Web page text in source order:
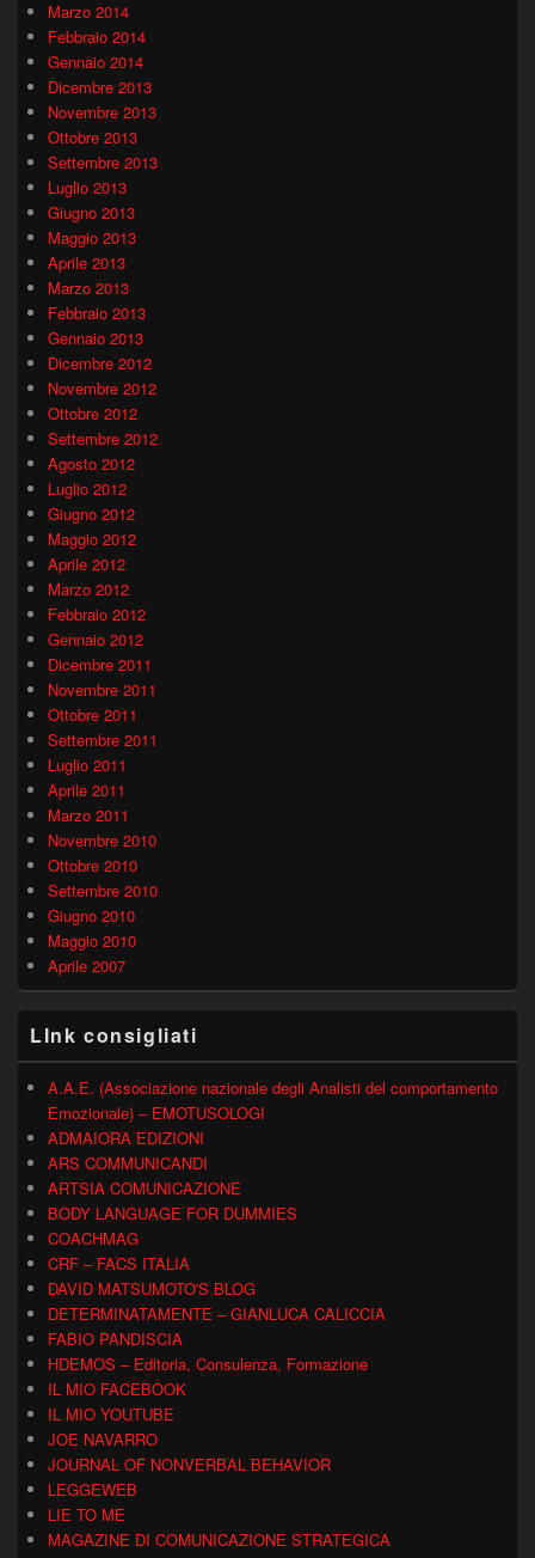
Marzo 2014
Febbraio 2014
Gennaio 2014
Dicembre 2013
Novembre 2013
Ottobre 2013
Settembre 2013
Luglio 2013
Giugno 2013
Maggio 2013
Aprile 2013
Marzo 2013
Febbraio 2013
Gennaio 2013
Dicembre 2012
Novembre 2012
Ottobre 2012
Settembre 2012
Agosto 2012
Luglio 2012
Giugno 2012
Maggio 2012
Aprile 2012
Marzo 2012
Febbraio 2012
Gennaio 2012
Dicembre 2011
Novembre 2011
Ottobre 2011
Settembre 2011
Luglio 2011
Aprile 2011
Marzo 2011
Novembre 2010
Ottobre 2010
Settembre 2010
Giugno 2010
Maggio 2010
Aprile 2007
LInk consigliati
A.A.E. (Associazione nazionale degli Analisti del comportamento
Emozionale) – EMOTUSOLOGI
ADMAIORA EDIZIONI
ARS COMMUNICANDI
ARTSIA COMUNICAZIONE
BODY LANGUAGE FOR DUMMIES
COACHMAG
CRF – FACS ITALIA
DAVID MATSUMOTO'S BLOG
DETERMINATAMENTE – GIANLUCA CALICCIA
FABIO PANDISCIA
HDEMOS – Editoria, Consulenza, Formazione
IL MIO FACEBOOK
IL MIO YOUTUBE
JOE NAVARRO
JOURNAL OF NONVERBAL BEHAVIOR
LEGGEWEB
LIE TO ME
MAGAZINE DI COMUNICAZIONE STRATEGICA